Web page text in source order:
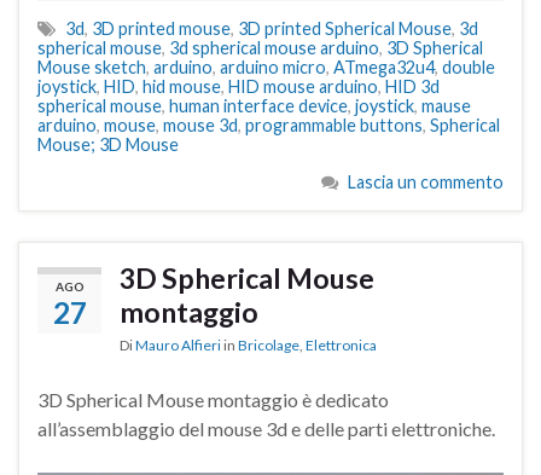
3d, 3D printed mouse, 3D printed Spherical Mouse, 3d
spherical mouse, 3d spherical mouse arduino, 3D Spherical
Mouse sketch, arduino, arduino micro, ATmega32u4, double
joystick, HID, hid mouse, HID mouse arduino, HID 3d
spherical mouse, human interface device, joystick, mause
arduino, mouse, mouse 3d, programmable buttons, Spherical
Mouse; 3D Mouse
Lascia un commento
AGO
27
3D Spherical Mouse
montaggio
DiMauro Alfieri in Bricolage Elettronica
3D Spherical Mouse montaggio è dedicato
all’assemblaggio del mouse 3d e delle parti elettroniche.